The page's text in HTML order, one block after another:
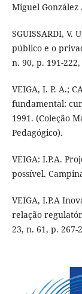
Miguel González
SGUISSARDI,
público e o
n. 90, p. 191-
VEIGA, I. P. A.;
fundamental:
1991. (Coleção
Pedagógico).
VEIGA: I.P.A.
possível.
VEIGA, I.P.A
relação
23, n. 61, p. 267-